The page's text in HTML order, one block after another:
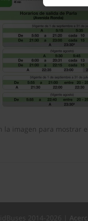
La
por
para
el
opción
la imagen para mostrar el
2014-2026 |